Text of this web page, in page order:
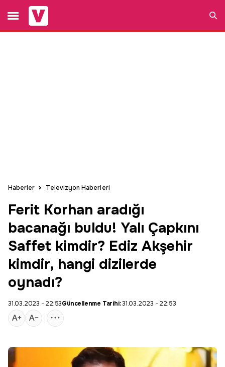
Haberler Televizyon Haberleri
Ferit Korhan aradığı
bacanağı buldu! Yalı Çapkını
Saffet kimdir? Ediz Akşehir
kimdir, hangi dizilerde
oynadı?
31.03.2023 - 22:53Güncellenme Tarihi:31.03.2023 - 22:53